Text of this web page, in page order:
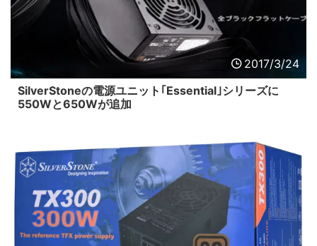
2017/3/24
SilverStoneの電源ユニット｢Essential｣シリーズに
550Wと650Wが追加